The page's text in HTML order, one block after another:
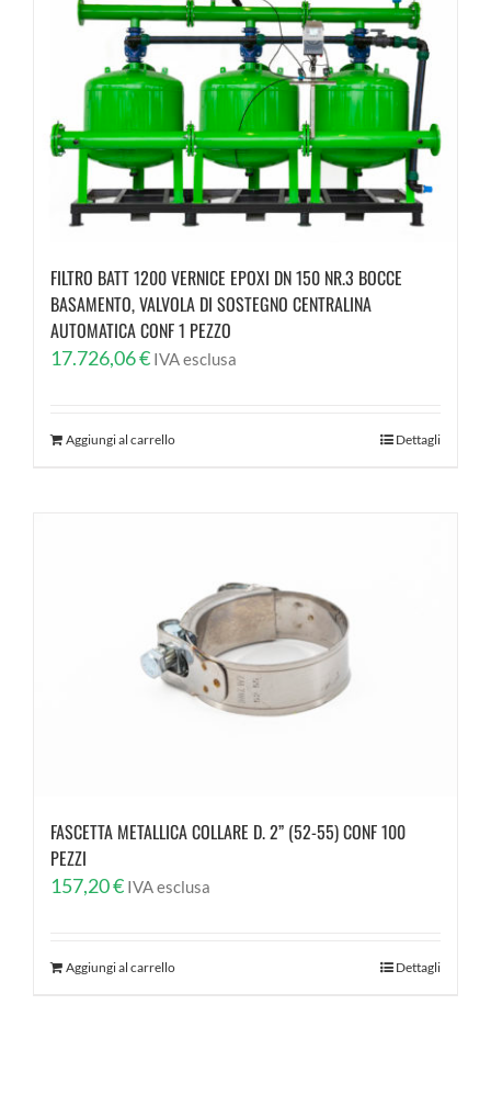
FILTRO BATT 1200 VERNICE EPOXI DN 150 NR.3 BOCCE
BASAMENTO, VALVOLA DI SOSTEGNO CENTRALINA
AUTOMATICA CONF 1 PEZZO
17.726,06€ IVA esclusa
Aggiungi al carrello Dettagli
FASCETTA METALLICA COLLARE D. 2” (52-55) CONF 100
PEZZI
157,20€ IVA esclusa
Aggiungi al carrello Dettagli